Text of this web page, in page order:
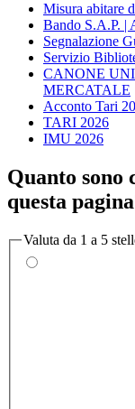
Misura abitare
Bando S.A.P. |
Segnalazione
Servizio
CANONE
MERCATALE
Acconto Tari
TARI 2026
IMU 2026
Quanto sono
questa
Valuta da 1 a 5